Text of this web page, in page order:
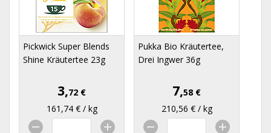
Pickwick Super Blends
Shine Kräutertee 23g
3,72 €
161,74 € / kg
Pukka Bio Kräutertee,
Drei Ingwer 36g
7,58 €
210,56 € / kg